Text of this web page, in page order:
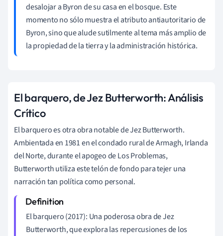
desalojar a Byron de su casa en el bosque. Este
momento no sólo muestra el atributo antiautoritario de
Byron, sino que alude sutilmente al tema más amplio de
la propiedad de la tierra y la administración histórica.
El barquero, de Jez Butterworth: Análisis
Crítico
El barquero es otra obra notable de Jez Butterworth.
Ambientada en 1981 en el condado rural de Armagh, Irlanda
del Norte, durante el apogeo de Los Problemas,
Butterworth utiliza este telón de fondo para tejer una
narración tan política como personal.
El barquero (2017): Una poderosa obra de Jez
Butterworth, que explora las repercusiones de los